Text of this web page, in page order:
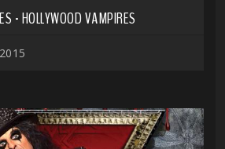
- HOLLYWOOD VAMPIRES